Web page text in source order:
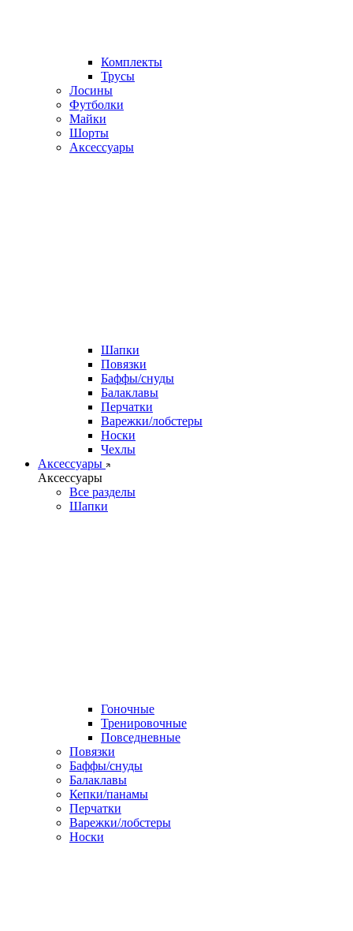
Комплекты
Трусы
Лосины
Футболки
Майки
Шорты
Аксессуары
Шапки
Повязки
Баффы/снуды
Балаклавы
Перчатки
Варежки/лобстеры
Носки
Чехлы
Аксессуары
Аксессуары
Все разделы
Шапки
Гоночные
Тренировочные
Повседневные
Повязки
Баффы/снуды
Балаклавы
Кепки/панамы
Перчатки
Варежки/лобстеры
Носки